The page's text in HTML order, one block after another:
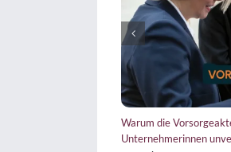
Management System mit
Tax
22.